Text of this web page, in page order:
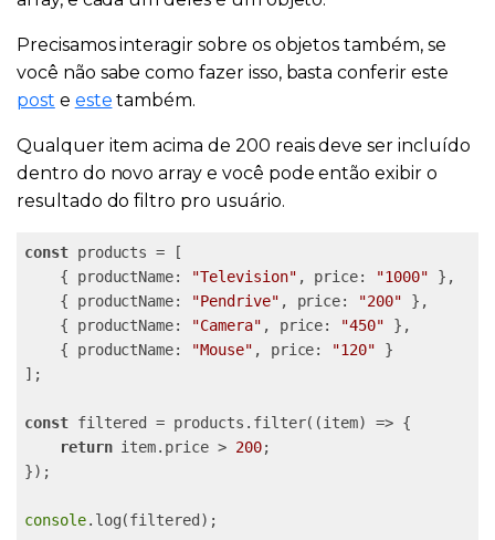
Precisamos interagir sobre os objetos também, se
você não sabe como fazer isso, basta conferir este
post e este também.
Qualquer item acima de 200 reais deve ser incluído
dentro do novo array e você pode então exibir o
resultado do filtro pro usuário.
const products = [
    { productName:
"Television" , price: "1000" },
    { productName:
"Pendrive" , price: "200" },
    { productName:
"Camera" , price: "450" },
    { productName:
"Mouse" , price: "120" }
];
const filtered = products.filter((item) => {
return item.price > 200;
});
console.log(filtered);